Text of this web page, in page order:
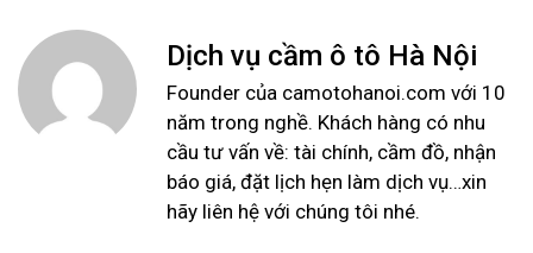
Dịch vụ cầm ô tô Hà Nội
Founder của camotohanoi.com với 10
năm trong nghề. Khách hàng có nhu
cầu tư vấn về: tài chính, cầm đồ, nhận
báo giá, đặt lịch hẹn làm dịch vụ…xin
hãy liên hệ với chúng tôi nhé.